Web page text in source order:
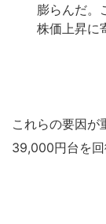
膨らんだ。
株価上昇に
これらの要因が
39,000円台を回